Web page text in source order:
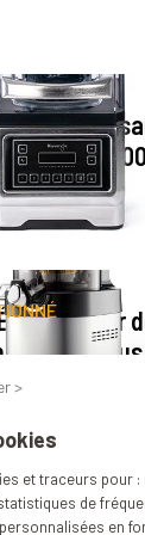
- CB1000
Extracteur
CS600 Plus
base
€
SV500
>
et traceurs pour :
de
en